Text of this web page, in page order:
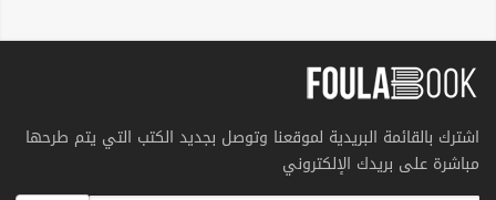
اشترك بالقائمة البريدية لموقعنا وتوصل بجديد الكتب التي يتم طرحها
مباشرة على بريدك الإلكتروني